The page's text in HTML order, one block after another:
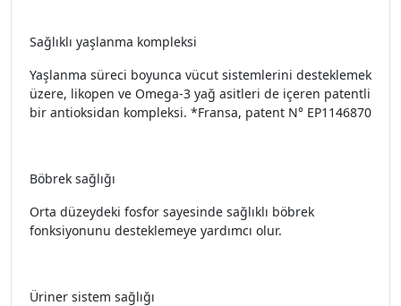
Sağlıklı yaşlanma kompleksi
Yaşlanma süreci boyunca vücut sistemlerini desteklemek
üzere, likopen ve Omega-3 yağ asitleri de içeren patentli
bir antioksidan kompleksi. *Fransa, patent N° EP1146870
Böbrek sağlığı
Orta düzeydeki fosfor sayesinde sağlıklı böbrek
fonksiyonunu desteklemeye yardımcı olur.
Üriner sistem sağlığı